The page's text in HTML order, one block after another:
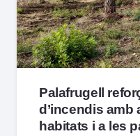
Palafrugell
d’incendis
habitats i a les